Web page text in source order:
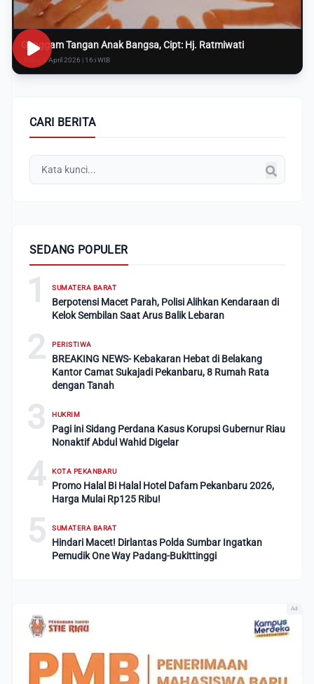
Genggam Tangan Anak Bangsa, Cipt: Hj. Ratmiwati
Rabu, 8 April 2026 | 16:i WIB
CARI BERITA
SEDANG POPULER
1 SUMATERA BARAT
Berpotensi Macet Parah, Polisi Alihkan Kendaraan di
Kelok Sembilan Saat Arus Balik Lebaran
2 PERISTIWA
BREAKING NEWS- Kebakaran Hebat di Belakang
Kantor Camat Sukajadi Pekanbaru, 8 Rumah Rata
dengan Tanah
3 HUKRIM
Pagi ini Sidang Perdana Kasus Korupsi Gubernur Riau
Nonaktif Abdul Wahid Digelar
4 KOTA PEKANBARU
Promo Halal Bi Halal Hotel Dafam Pekanbaru 2026,
Harga Mulai Rp125 Ribu!
5 SUMATERA BARAT
Hindari Macet! Dirlantas Polda Sumbar Ingatkan
Pemudik One Way Padang-Bukittinggi
Ad